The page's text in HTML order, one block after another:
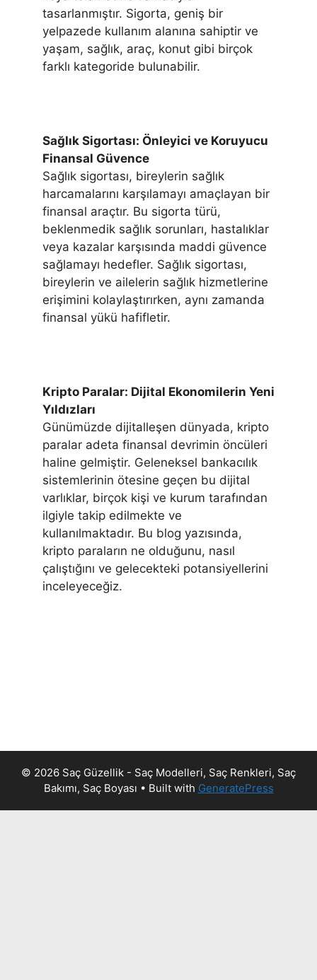
tasarlanmıştır. Sigorta, geniş bir
yelpazede kullanım alanına sahiptir ve
yaşam, sağlık, araç, konut gibi birçok
farklı kategoride bulunabilir.
Sağlık Sigortası: Önleyici ve Koruyucu
Finansal Güvence
Sağlık sigortası, bireylerin sağlık
harcamalarını karşılamayı amaçlayan bir
finansal araçtır. Bu sigorta türü,
beklenmedik sağlık sorunları, hastalıklar
veya kazalar karşısında maddi güvence
sağlamayı hedefler. Sağlık sigortası,
bireylerin ve ailelerin sağlık hizmetlerine
erişimini kolaylaştırırken, aynı zamanda
finansal yükü hafifletir.
Kripto Paralar: Dijital Ekonomilerin Yeni
Yıldızları
Günümüzde dijitalleşen dünyada, kripto
paralar adeta finansal devrimin öncüleri
haline gelmiştir. Geleneksel bankacılık
sistemlerinin ötesine geçen bu dijital
varlıklar, birçok kişi ve kurum tarafından
ilgiyle takip edilmekte ve
kullanılmaktadır. Bu blog yazısında,
kripto paraların ne olduğunu, nasıl
çalıştığını ve gelecekteki potansiyellerini
inceleyeceğiz.
© 2026 Saç Güzellik - Saç Modelleri, Saç Renkleri, Saç
Bakımı, Saç Boyası • Built with GeneratePress